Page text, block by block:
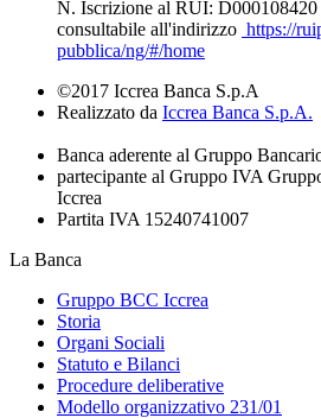
N. Iscrizione al RUI: D000108420
consultabile all'indirizzo https://
pubblica/ng/#/home
©2017 Iccrea Banca S.p.A
Realizzato da Iccrea Banca S.p.A.
Banca aderente al Gruppo
partecipante al Gruppo IVA
Iccrea
Partita IVA 15240741007
La Banca
Gruppo BCC Iccrea
Storia
Organi Sociali
Statuto e Bilanci
Procedure deliberative
Modello organizzativo 231/01